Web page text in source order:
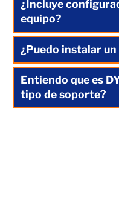
¿Incluye
equipo?
¿Puedo instalar
Entiendo que es
tipo de soporte?